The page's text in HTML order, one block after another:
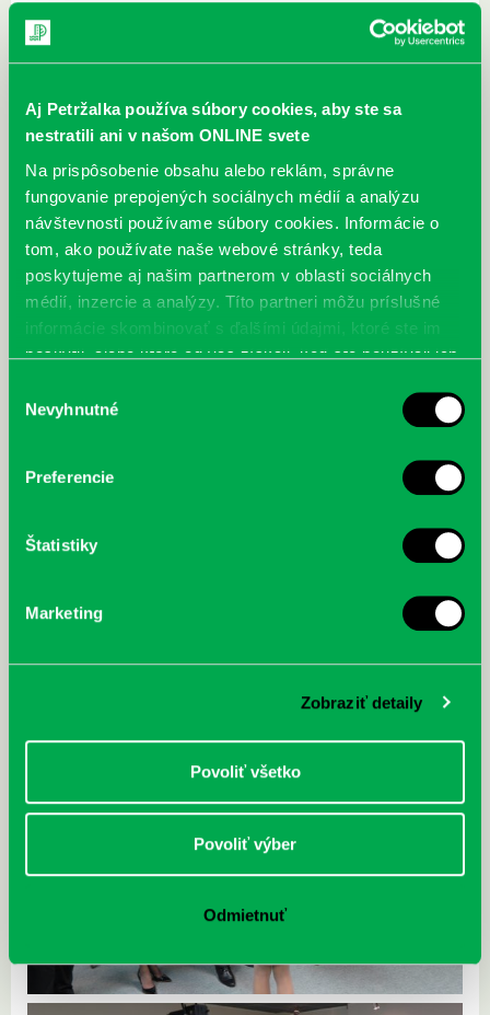
Aj Petržalka používa súbory cookies, aby ste sa
nestratili ani v našom ONLINE svete
Na prispôsobenie obsahu alebo reklám, správne
fungovanie prepojených sociálnych médií a analýzu
návštevnosti používame súbory cookies. Informácie o
tom, ako používate naše webové stránky, teda
poskytujeme aj našim partnerom v oblasti sociálnych
médií, inzercie a analýzy. Títo partneri môžu príslušné
informácie skombinovať s ďalšími údajmi, ktoré ste im
poskytli, alebo ktoré od vás získali, keď ste používali ich
súhlasu
Nevyhnutné
Preferencie
Štatistiky
Marketing
Zobraziť detaily
Povoliť všetko
Povoliť výber
Odmietnuť